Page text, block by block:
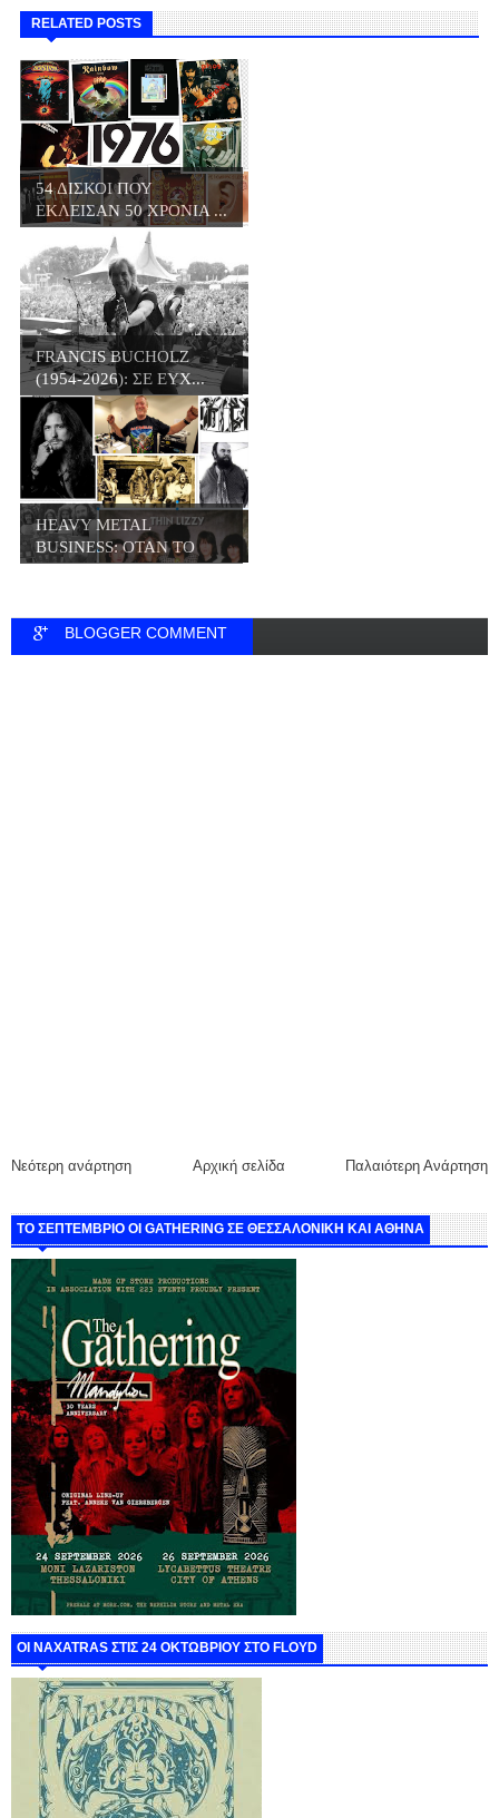
RELATED POSTS
54 ΔΙΣΚΟΙ ΠΟΥ
ΕΚΛΕΙΣΑΝ 50 ΧΡΟΝΙΑ ...
FRANCIS BUCHOLZ
(1954-2026): ΣΕ ΕΥΧ...
HEAVY METAL
BUSINESS: ΟΤΑΝ ΤΟ
META...
BLOGGER COMMENT
Νεότερη ανάρτηση Παλαιότερη Ανάρτηση
Αρχική σελίδα
ΤΟ ΣΕΠΤΕΜΒΡΙΟ ΟΙ GATHERING ΣΕ ΘΕΣΣΑΛΟΝΙΚΗ ΚΑΙ ΑΘΗΝΑ
ΟΙ NAXATRAS ΣΤΙΣ 24 ΟΚΤΩΒΡΙΟΥ ΣΤΟ FLOYD